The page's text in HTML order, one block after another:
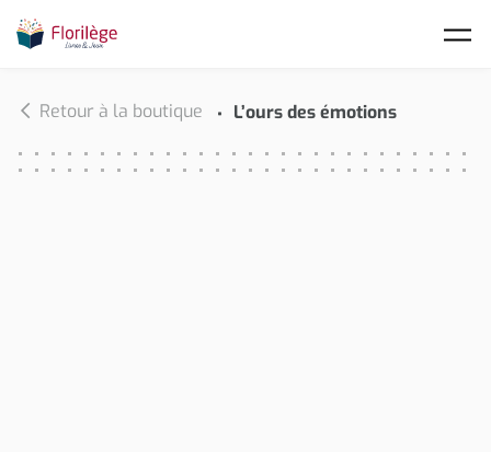
Retour à la boutique L’ours des émotions